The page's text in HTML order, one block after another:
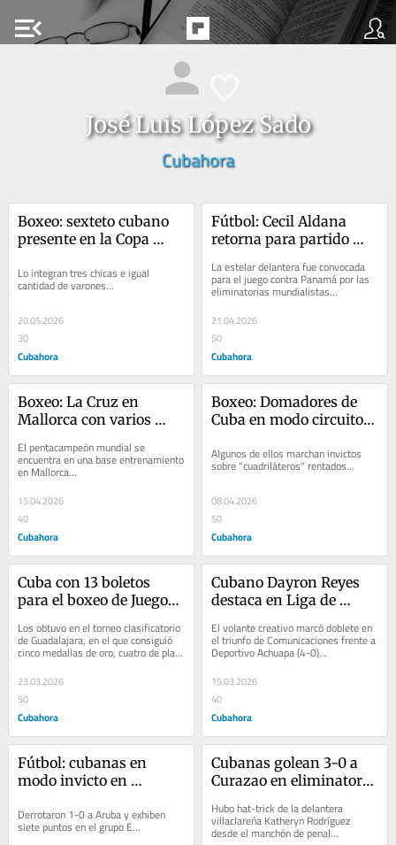
menu_open
José Luis López Sado
Cubahora
Boxeo: sexteto cubano
presente en la Copa
Lo integran tres chicas e igual
cantidad de varones...
20.05.2026
30
Cubahora
Fútbol: Cecil Aldana
retorna para partido
La estelar delantera fue convocada
para el juego contra Panamá por las
eliminatorias mundialistas...
21.04.2026
50
Cubahora
Boxeo: La Cruz en
Mallorca con varios
El pentacampeón mundial se
encuentra en una base entrenamiento
en Mallorca...
15.04.2026
40
Cubahora
Boxeo: Domadores de
Cuba en modo circuito
Algunos de ellos marchan invictos
sobre "cuadriláteros" rentados...
08.04.2026
50
Cubahora
Cuba con 13 boletos
para el boxeo de Juegos
Caribe
Los obtuvo en el torneo clasificatorio
de Guadalajara, en el que consiguió
cinco medallas de oro, cuatro de plata
23.03.2026
50
Cubahora
Cubano Dayron Reyes
destaca en Liga de
El volante creativo marcó doblete en
el triunfo de Comunicaciones frente a
Deportivo Achuapa (4-0)...
15.03.2026
40
Cubahora
Fútbol: cubanas en
modo invicto en
Concacaf
Derrotaron 1-0 a Aruba y exhiben
siete puntos en el grupo E...
Cubanas golean 3-0 a
Curazao en eliminatoria
Hubo hat-trick de la delantera
villaclareña Katheryn Rodríguez
desde el manchón de penal...